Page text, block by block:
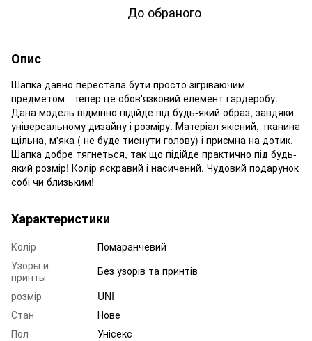
До обраного
Опис
Шапка давно перестала бути просто зігріваючим
предметом - тепер це обов'язковий елемент гардеробу.
Дана модель відмінно підійде під будь-який образ, завдяки
універсальному дизайну і розміру. Матеріал якісний, тканина
щільна, м'яка ( не буде тиснути голову) і приємна на дотик.
Шапка добре тягнеться, так що підійде практично під будь-
який розмір! Колір яскравий і насичений. Чудовий подарунок
собі чи близьким!
Характеристики
Колір
Помаранчевий
Узоры и
принты
Без узорів та принтів
розмір
UNI
Стан
Нове
Пол
Унісекс